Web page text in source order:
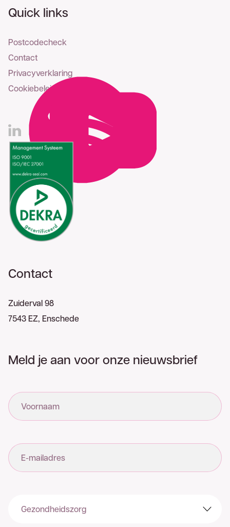
Quick links
Postcodecheck
Contact
Privacyverklaring
Cookiebeleid
Contact
Zuiderval 98
7543 EZ, Enschede
Meld je aan voor onze nieuwsbrief
Voornaam
E-mailadres